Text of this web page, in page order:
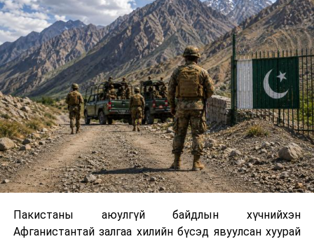
Пакистаны аюулгүй байдлын хүчнийхэн
Афганистантай залгаа хилийн бүсэд явуулсан хуурай